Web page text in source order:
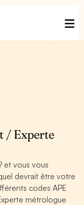
/ Experte
et vous vous
devrait être votre
codes APE
métrologue